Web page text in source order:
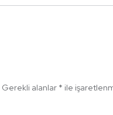
Gerekli alanlar * ile